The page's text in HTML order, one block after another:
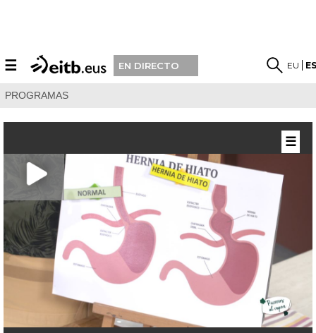
☰ EN DIRECTO EU
PROGRAMAS
☰